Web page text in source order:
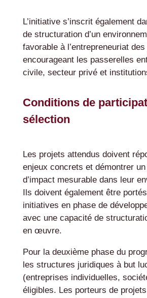
L’initiative s’inscrit également
de structuration d’un
favorable à l’entrepreneuriat
encourageant les passerelles
civile, secteur privé et
Conditions de
sélection
Les projets attendus doivent
enjeux concrets et démontrer un
d’impact mesurable dans leur
Ils doivent également être
initiatives en phase de
avec une capacité de
en œuvre.
Pour la deuxième phase du
les structures juridiques à but
(entreprises individuelles,
éligibles. Les porteurs de